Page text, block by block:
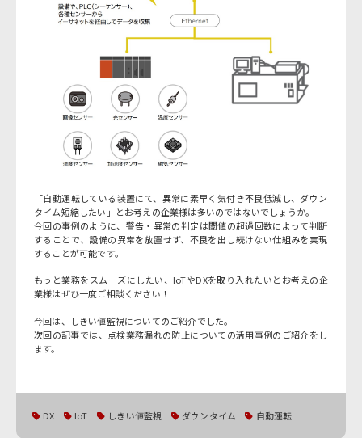
「自動運転している装置にて、異常に素早く気付き不良低減し、ダウン
タイム短縮したい」とお考えの企業様は多いのではないでしょうか。
今回の事例のように、警告・異常の判定は閾値の超過回数によって判断
することで、設備の異常を放置せず、不良を出し続けない仕組みを実現
することが可能です。
もっと業務をスムーズにしたい、IoTやDXを取り入れたいとお考えの企
業様はぜひ一度ご相談ください！
今回は、しきい値監視についてのご紹介でした。
次回の記事では、点検業務漏れの防止についての活用事例のご紹介をし
ます。
DX IoT しきい値監視 ダウンタイム 自動運転